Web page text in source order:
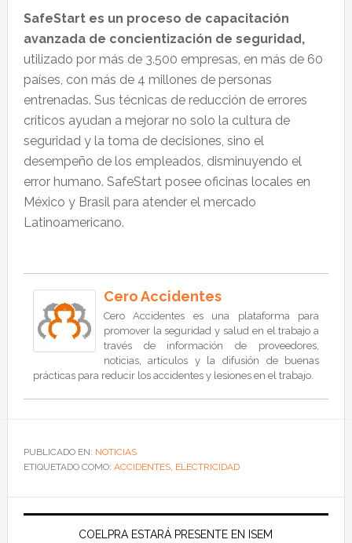
SafeStart es un proceso de capacitación
avanzada de concientización de seguridad,
utilizado por más de 3.500 empresas, en más de 60
países, con más de 4 millones de personas
entrenadas. Sus técnicas de reducción de errores
críticos ayudan a mejorar no solo la cultura de
seguridad y la toma de decisiones, sino el
desempeño de los empleados, disminuyendo el
error humano. SafeStart posee oficinas locales en
México y Brasil para atender el mercado
Latinoamericano.
Cero Accidentes
Cero Accidentes es una plataforma para
promover la seguridad y salud en el trabajo a
través de información de proveedores,
noticias, artículos y la difusión de buenas
prácticas para reducir los accidentes y lesiones en el trabajo.
PUBLICADO EN: NOTICIAS
ETIQUETADO COMO: ACCIDENTES, ELECTRICIDAD
COELPRA ESTARÁ PRESENTE EN ISEM